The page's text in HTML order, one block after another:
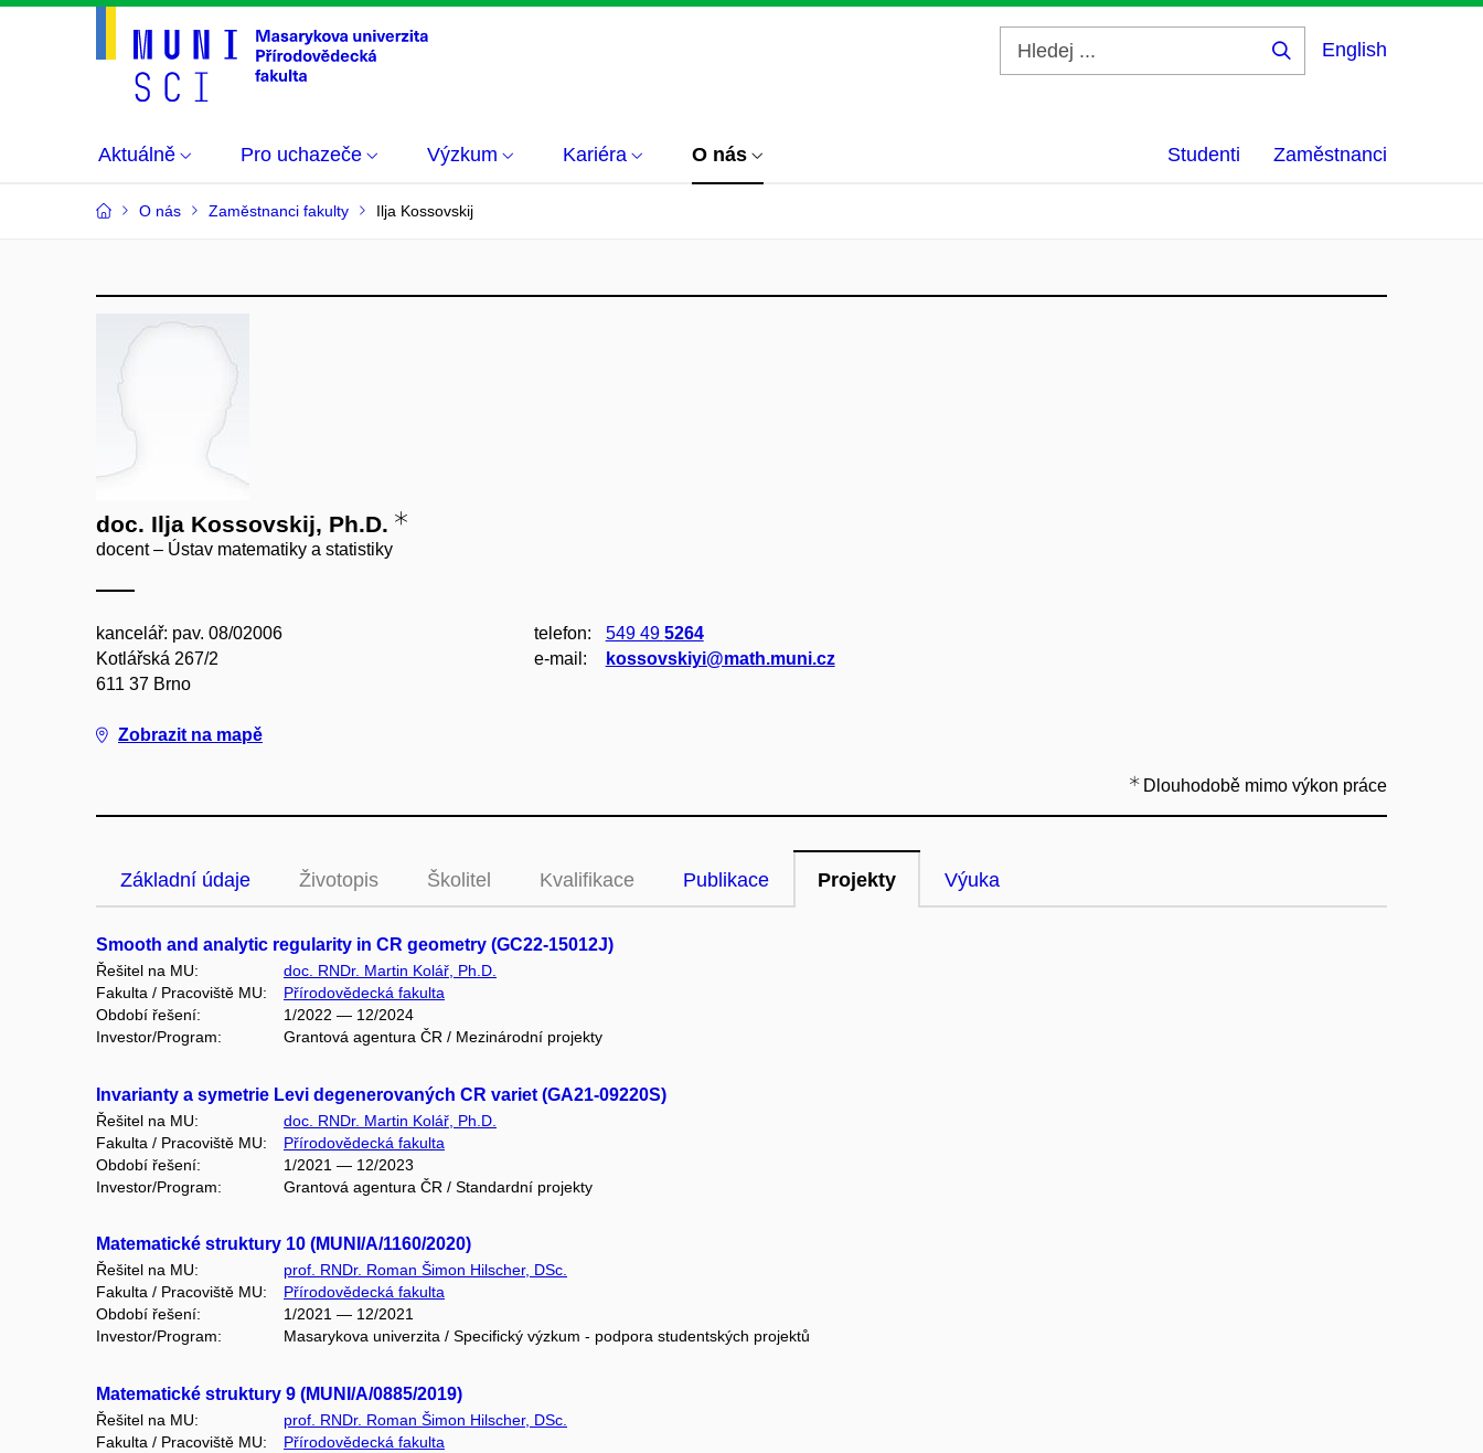
English
Aktuálně Pro uchazeče Výzkum Kariéra O nás Studenti Zaměstnanci
O nás Zaměstnanci fakulty Ilja Kossovskij
doc. Ilja Kossovskij, Ph.D.
docent – Ústav matematiky a statistiky
kancelář: pav. 08/02006
Kotlářská 267/2
611 37 Brno
Zobrazit na mapě
telefon: 549 49 5264
e‑mail:
kossovskiyi@math.muni.cz
Dlouhodobě mimo výkon práce
Základní údaje Životopis Školitel Kvalifikace Publikace Projekty Výuka
Smooth and analytic regularity in CR geometry (GC22-15012J)
Řešitel na MU:
doc. RNDr. Martin Kolář, Ph.D.
Fakulta / Pracoviště MU:
Přírodovědecká fakulta
Období řešení:
1/2022 — 12/2024
Investor/Program:
Grantová agentura ČR / Mezinárodní projekty
Invarianty a symetrie Levi degenerovaných CR variet (GA21-09220S)
Řešitel na MU:
doc. RNDr. Martin Kolář, Ph.D.
Fakulta / Pracoviště MU:
Přírodovědecká fakulta
Období řešení:
1/2021 — 12/2023
Investor/Program:
Grantová agentura ČR / Standardní projekty
Matematické struktury 10 (MUNI/A/1160/2020)
Řešitel na MU:
prof. RNDr. Roman Šimon Hilscher, DSc.
Fakulta / Pracoviště MU:
Přírodovědecká fakulta
Období řešení:
1/2021 — 12/2021
Investor/Program:
Masarykova univerzita / Specifický výzkum - podpora studentských projektů
Matematické struktury 9 (MUNI/A/0885/2019)
Řešitel na MU:
prof. RNDr. Roman Šimon Hilscher, DSc.
Fakulta / Pracoviště MU:
Přírodovědecká fakulta